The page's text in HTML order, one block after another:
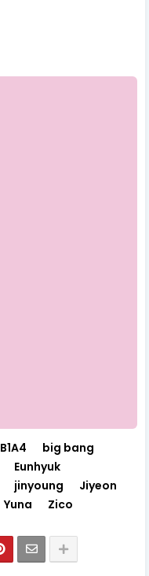
B1A4
big bang
Eunhyuk
jinyoung
Jiyeon
Yuna Zico